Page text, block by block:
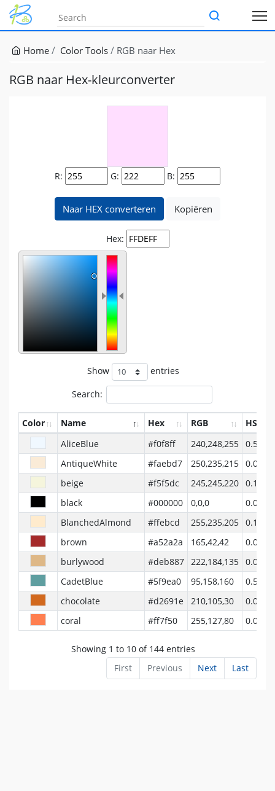
Home Color Tools RGB naar Hex
RGB naar Hex-kleurconverter
R: G: B:
Naar HEX converteren Kopiëren
Hex:
Show
entries
Search:
Color Name Hex RGB
HSV
AliceBlue
#f0f8ff 240,248,255
AntiqueWhite
#faebd7 250,235,215
beige
#f5f5dc 245,245,220
black
#000000 0,0,0
BlanchedAlmond
#ffebcd 255,235,205
brown
#a52a2a 165,42,42
burlywood
#deb887 222,184,135
CadetBlue
#5f9ea0 95,158,160
chocolate
#d2691e 210,105,30
coral
#ff7f50 255,127,80
Showing 1 to 10 of 144 entries
First
Previous Next Last